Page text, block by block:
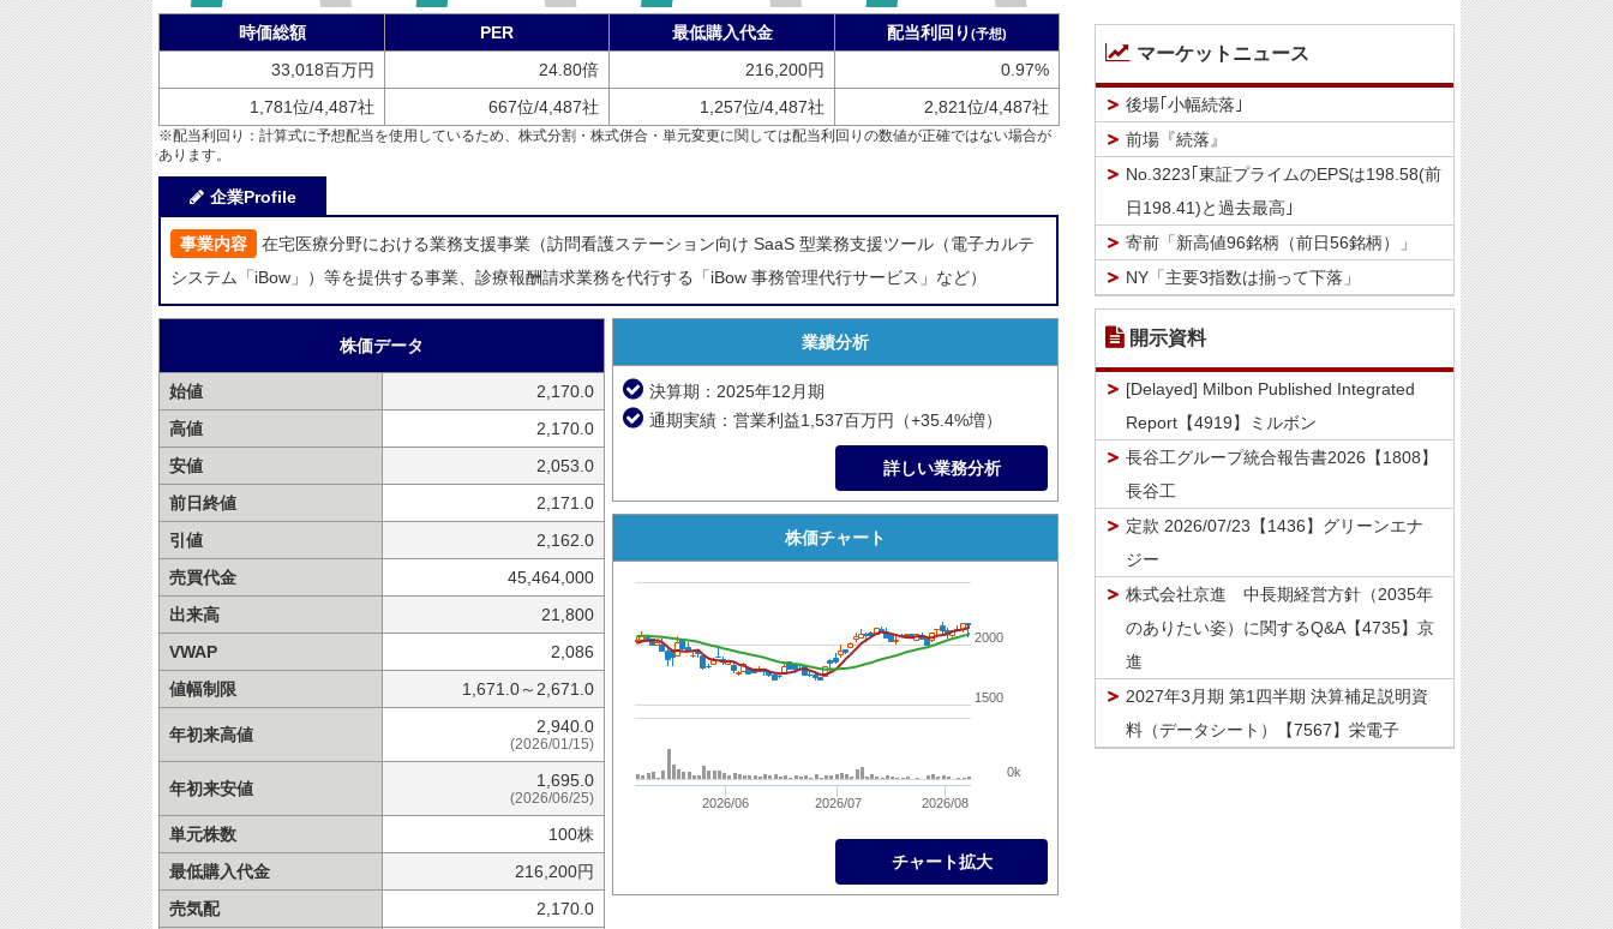
時価総額
PER
33,018百万円
24.80倍
1,781位/4,487社
667位/4,487社
最低購入代金 配当利回り (予想)
216,200円
0.97%
1,257位/4,487社
2,821位/4,487社
※配当利回り：計算式に予想配当を使用しているため、株式分割・株式併合・単元変更に関しては配当利回りの数値が正確ではない場合が
あります。
企業Profile
事業内容
在宅医療分野における業務支援事業（訪問看護ステーション向け SaaS 型業務支援ツール（電子カルテ
システム「iBow」）等を提供する事業、診療報酬請求業務を代行する「iBow 事務管理代行サービス」など）
株価データ
始値
2,170.0
高値
2,170.0
安値
2,053.0
前日終値
2,171.0
引値
2,162.0
売買代金
45,464,000
出来高
21,800
VWAP
2,086
値幅制限
1,671.0～2,671.0
年初来高値 2,940.0
(2026/01/15)
年初来安値 1,695.0
(2026/06/25)
単元株数
100株
最低購入代金
216,200円
売気配
2,170.0
業績分析
決算期：2025年12月期
通期実績：営業利益1,537百万円（+35.4%増）
詳しい業務分析
株価チャート
2026/06 2026/07 2026/08
1500
2000
0k
チャート拡大
マーケットニュース
後場｢小幅続落｣
前場『続落』
No.3223｢東証プライムのEPSは198.58(前
日198.41)と過去最高｣
寄前「新高値96銘柄（前日56銘柄）」
NY「主要3指数は揃って下落」
開示資料
[Delayed] Milbon Published Integrated
Report【4919】ミルボン
長谷工グループ統合報告書2026【1808】
長谷工
定款 2026/07/23【1436】グリーンエナ
ジー
株式会社京進 中長期経営方針（2035年
のありたい姿）に関するQ&A【4735】京
進
2027年3月期 第1四半期 決算補足説明資
料（データシート）【7567】栄電子